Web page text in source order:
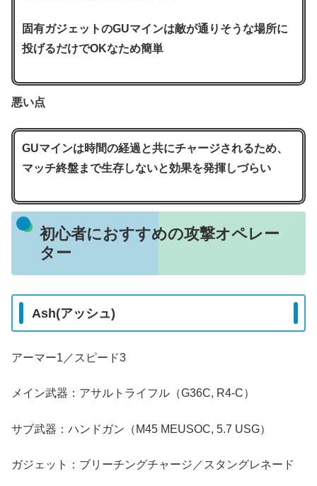
固有ガジェットのGUマインは敵が通りそうな場所に
投げるだけでOKなため簡単
悪い点
GUマインは時間の経過と共にチャージされるため、
マッチ終盤まで生存しないと効果を発揮しづらい
初心者におすすめの攻撃オペレー
ター
Ash(アッシュ)
アーマー1／スピード3
メイン武器：アサルトライフル（G36C, R4-C）
サブ武器：ハンドガン（M45 MEUSOC, 5.7 USG）
ガジェット：ブリーチングチャージ／スタングレネード